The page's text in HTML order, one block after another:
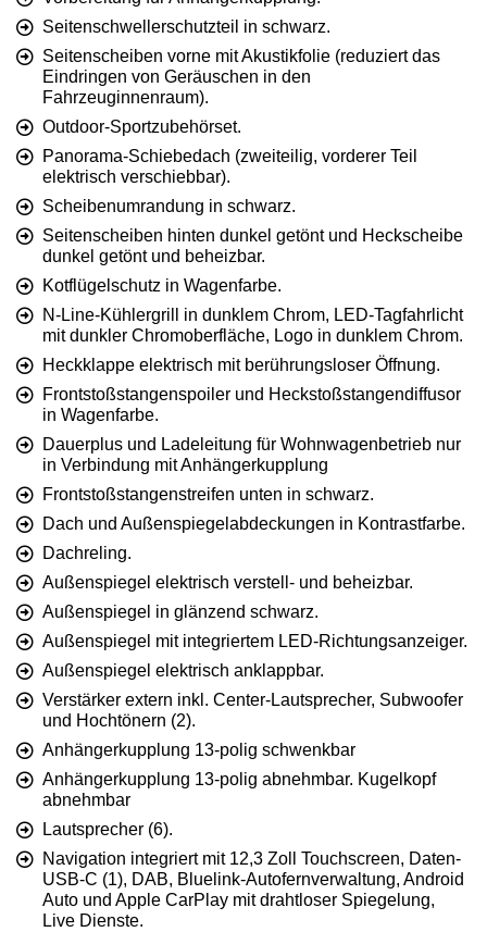
Seitenschwellerschutzteil in schwarz.
Seitenscheiben vorne mit Akustikfolie (reduziert das
Eindringen von Geräuschen in den
Fahrzeuginnenraum).
Outdoor-Sportzubehörset.
Panorama-Schiebedach (zweiteilig, vorderer Teil
elektrisch verschiebbar).
Scheibenumrandung in schwarz.
Seitenscheiben hinten dunkel getönt und Heckscheibe
dunkel getönt und beheizbar.
Kotflügelschutz in Wagenfarbe.
N-Line-Kühlergrill in dunklem Chrom, LED-Tagfahrlicht
mit dunkler Chromoberfläche, Logo in dunklem Chrom.
Heckklappe elektrisch mit berührungsloser Öffnung.
Frontstoßstangenspoiler und Heckstoßstangendiffusor
in Wagenfarbe.
Dauerplus und Ladeleitung für Wohnwagenbetrieb nur
in Verbindung mit Anhängerkupplung
Frontstoßstangenstreifen unten in schwarz.
Dach und Außenspiegelabdeckungen in Kontrastfarbe.
Dachreling.
Außenspiegel elektrisch verstell- und beheizbar.
Außenspiegel in glänzend schwarz.
Außenspiegel mit integriertem LED-Richtungsanzeiger.
Außenspiegel elektrisch anklappbar.
Verstärker extern inkl. Center-Lautsprecher, Subwoofer
und Hochtönern (2).
Anhängerkupplung 13-polig schwenkbar
Anhängerkupplung 13-polig abnehmbar. Kugelkopf
abnehmbar
Lautsprecher (6).
Navigation integriert mit 12,3 Zoll Touchscreen, Daten-
USB-C (1), DAB, Bluelink-Autofernverwaltung, Android
Auto und Apple CarPlay mit drahtloser Spiegelung,
Live Dienste.